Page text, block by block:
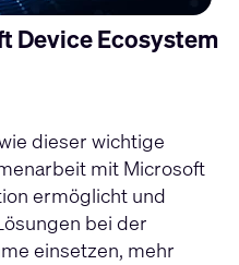
Device Ecosystem
dieser wichtige
mit Microsoft
ermöglicht und
bei der
einsetzen, mehr